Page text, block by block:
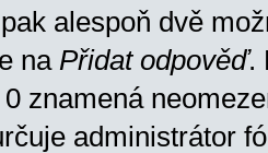
alespoň dvě
na Přidat odpověď.
znamená
administrátor